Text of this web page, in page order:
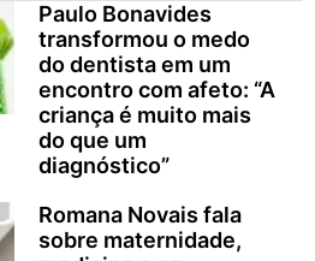
Paulo Bonavides
transformou o medo
do dentista em um
encontro com afeto: “A
criança é muito mais
do que um
diagnóstico”
Romana Novais fala
sobre maternidade,